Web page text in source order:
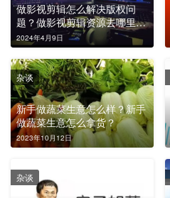
做影视剪辑怎么解决版权问
题？做影视剪辑资源去哪里
找？
2024年4月9日
新手做蔬菜生意怎么样？新手
做蔬菜生意怎么拿货？
2023年10月12日
杂谈
杂谈